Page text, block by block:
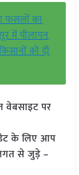
फसलों का
में पीलापन
को दी
पर
के लिए आप
से जुड़े –